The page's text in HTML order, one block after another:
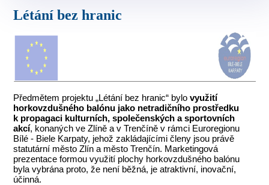
vyřídit Potřebuji zaplatit
Létání bez hranic
Předmětem projektu „Létání bez hranic“ bylovyužití
horkovzdušného balónu jako netradičního prostředku
k propagaci kulturních, společenských a sportovních
akcí, konaných ve Zlíně a v Trenčíně v rámci Euroregionu
Bílé - Biele Karpaty, jehož zakládajícími členy jsou právě
statutární město Zlín a město Trenčín. Marketingová
prezentace formou využití plochy horkovzdušného balónu
byla vybrána proto, že není běžná, je atraktivní, inovační,
účinná.